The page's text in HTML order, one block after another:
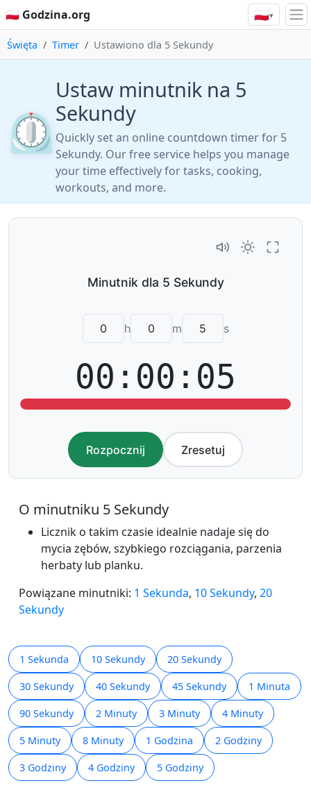
🇵🇱 Godzina.org 🇵🇱▾
Święta Timer Ustawiono dla 5 Sekundy
⏲️
Ustaw minutnik na 5
Sekundy
Quickly set an online countdown timer for 5
Sekundy. Our free service helps you manage
your time effectively for tasks, cooking,
workouts, and more.
h m s
00:00:05
Rozpocznij Zresetuj
O minutniku 5 Sekundy
Licznik o takim czasie idealnie nadaje się do
mycia zębów, szybkiego rozciągania, parzenia
herbaty lub planku.
Powiązane minutniki: 1 Sekunda, 10 Sekundy, 20
Sekundy
1 Sekunda 10 Sekundy 20 Sekundy
30 Sekundy 40 Sekundy 45 Sekundy 1 Minuta
90 Sekundy 2 Minuty 3 Minuty 4 Minuty
5 Minuty 8 Minuty 1 Godzina 2 Godziny
3 Godziny 4 Godziny 5 Godziny